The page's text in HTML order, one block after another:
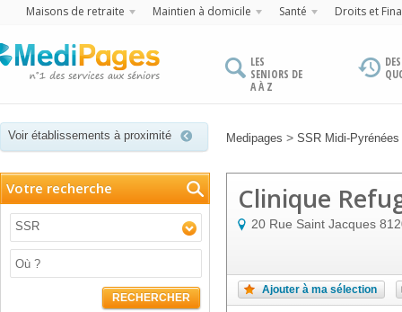
Maisons de retraite Maintien à domicile Santé Droits et
LES
SENIORS DE
A À Z
Voir établissements à proximité Medipages > SSR Midi-Pyrénées
Votre recherche
SSR
RECHERCHER
Clinique
20 Rue Saint Jacques
Ajouter à ma sélection